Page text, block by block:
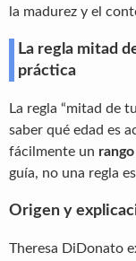
la madurez y el
La regla mitad
práctica
La regla “mitad de
saber qué edad es
fácilmente un
guía, no una regla
Origen y
Theresa DiDonato